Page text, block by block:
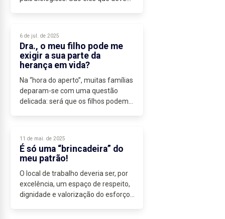
6 de jul. de 2025
Dra., o meu filho pode me
exigir a sua parte da
herança em vida?
Na “hora do aperto”, muitas famílias
deparam-se com uma questão
delicada: será que os filhos podem
português,...
11 de mai. de 2025
É só uma “brincadeira” do
meu patrão!
O local de trabalho deveria ser, por
excelência, um espaço de respeito,
dignidade e valorização do esforço